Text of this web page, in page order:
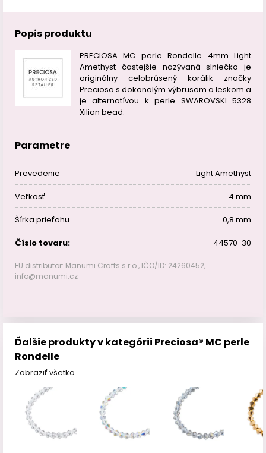
Popis produktu
PRECIOSA MC perle Rondelle 4mm Light
Amethyst častejšie nazývaná slniečko je
originálny celobrúsený korálik značky
Preciosa s dokonalým výbrusom a leskom a
je alternatívou k perle SWAROVSKI 5328
Xilion bead.
Parametre
Prevedenie Light Amethyst
Veľkosť 4 mm
Šírka prieťahu 0,8 mm
Číslo tovaru: 44570-30
EU distributor: Manumi Crafts s.r.o., IČO/ID: 24260452,
info@manumi.cz
Ďalšie produkty v kategórii Preciosa® MC perle
Rondelle
Zobraziť všetko